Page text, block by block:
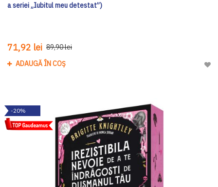
a seriei „Iubitul meu detestat”)
71,92 lei 89,90 lei
ADAUGĂ ÎN COȘ
-20%